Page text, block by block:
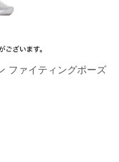
ファイティングポーズ